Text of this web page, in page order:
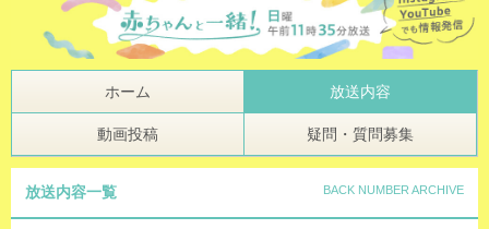
ホーム 放送内容
動画投稿 疑問・質問募集
放送内容一覧 BACK NUMBER ARCHIVE